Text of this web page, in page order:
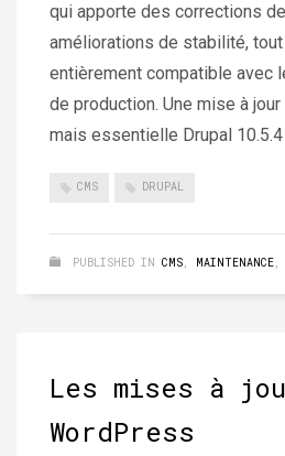
qui apporte des corrections
améliorations de stabilité,
entièrement compatible avec
de production. Une mise à
mais essentielle Drupal 10.5.4
CMS DRUPAL
PUBLISHED IN CMS, MAINTENANCE,
Les mises à
WordPress